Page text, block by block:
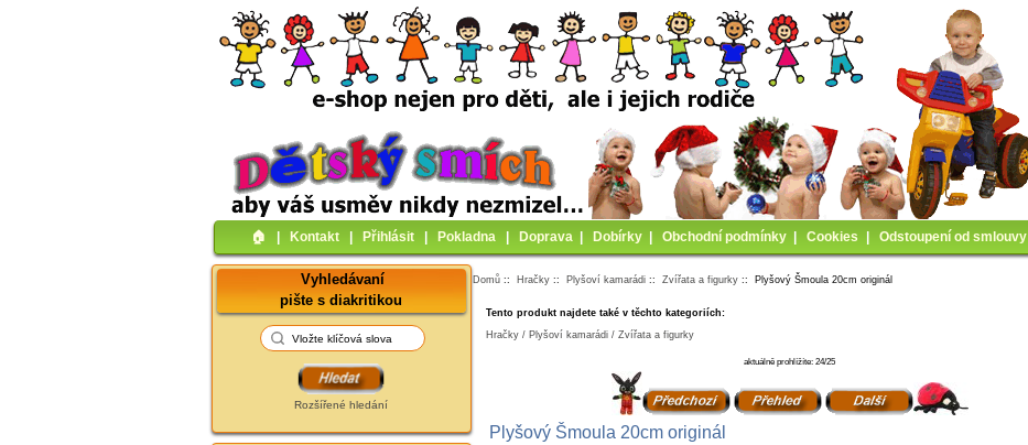
🏠︎ Kontakt Přihlásit Pokladna Doprava Dobírky Obchodní podmínky Cookies Odstoupení od smlouvy
Vyhledávaní
pište s diakritikou
Rozšířené hledání
Domů :: Hračky :: Plyšoví kamarádi ::Zvířata a figurky :: Plyšový Šmoula 20cm originál
Tento produkt najdete také v těchto kategoriích:
Hračky / Plyšoví kamarádi / Zvířata a figurky
aktuálně prohlížíte: 24/25
Plyšový Šmoula 20cm originál